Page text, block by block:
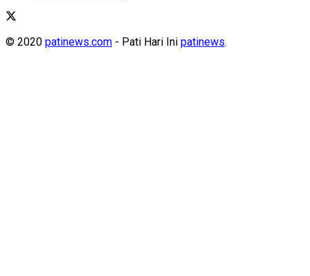
© 2020 patinews.com - Pati Hari Ini patinews.